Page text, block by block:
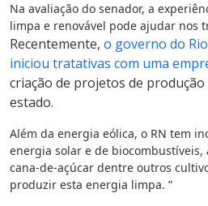
Na avaliação do senador, a
limpa e renovável pode ajudar nos
Recentemente, o governo do
iniciou tratativas com uma
criação de projetos de
estado.
Além da energia eólica, o RN tem
energia solar e de
cana-de-açúcar dentre outros
produzir esta energia limpa. ”